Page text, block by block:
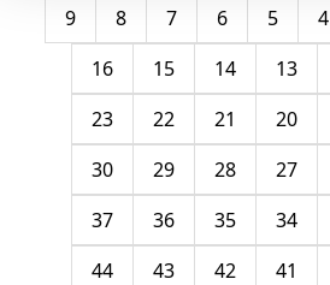
4
5
6
7
8
9
13
14
15
16
20
21
22
23
27
28
29
30
34
35
36
37
41
42
43
44